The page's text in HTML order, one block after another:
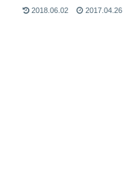
2018.06.02 2017.04.26